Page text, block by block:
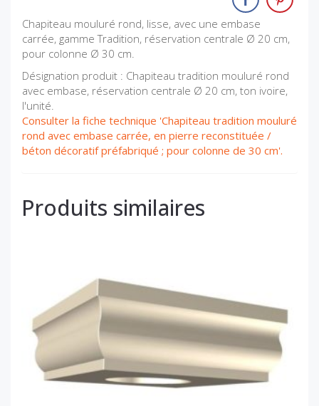
Chapiteau mouluré rond, lisse, avec une embase
carrée, gamme Tradition, réservation centrale Ø 20 cm,
pour colonne Ø 30 cm.
Désignation produit : Chapiteau tradition mouluré rond
avec embase, réservation centrale Ø 20 cm, ton ivoire,
l'unité.
Consulter la fiche technique 'Chapiteau tradition mouluré
rond avec embase carrée, en pierre reconstituée /
béton décoratif préfabriqué ; pour colonne de 30 cm'.
Produits similaires